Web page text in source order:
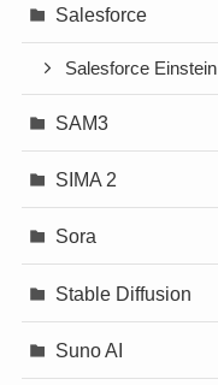
Salesforce
Salesforce Einstein
SAM3
SIMA 2
Sora
Stable Diffusion
Suno AI